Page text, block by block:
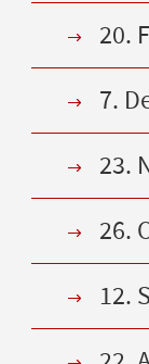
20.
7.
23.
26.
12.